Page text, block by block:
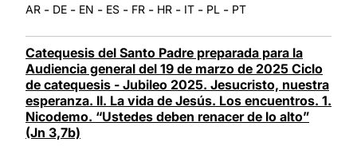
AR - DE - EN - ES - FR - HR - IT - PL - PT
Catequesis del Santo Padre preparada para la
Audiencia general del 19 de marzo de 2025 Ciclo
de catequesis - Jubileo 2025. Jesucristo, nuestra
esperanza. II. La vida de Jesús. Los encuentros. 1.
Nicodemo. “Ustedes deben renacer de lo alto”
(Jn 3,7b)